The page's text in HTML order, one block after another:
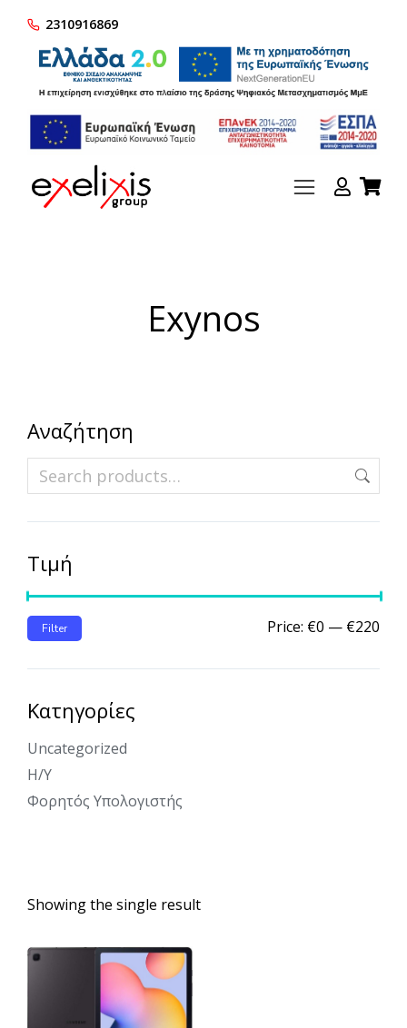
2310916869
Exynos
Αναζήτηση
Τιμή
Filter Price: €0 — €220
Κατηγορίες
Uncategorized
Η/Υ
Φορητός Υπολογιστής
Showing the single result